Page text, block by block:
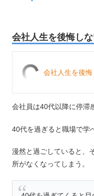
会社人生を後悔し
会社人生を後
会社員は40代以降に停滞
40代を過ぎると職場で学
漫然と過ごしていると、
所がなくなってしまう。